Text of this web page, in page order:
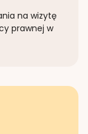
na wizytę
prawnej w